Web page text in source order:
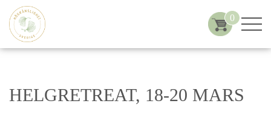
0
HELGRETREAT, 18-20 MARS